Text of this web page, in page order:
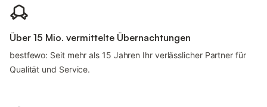
Über 15 Mio. vermittelte Übernachtungen
bestfewo: Seit mehr als 15 Jahren Ihr verlässlicher Partner für
Qualität und Service.